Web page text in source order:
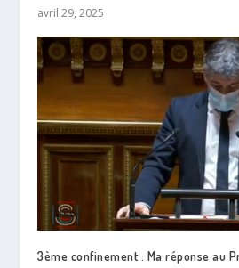
avril 29, 2025
3ème confinement : Ma réponse au